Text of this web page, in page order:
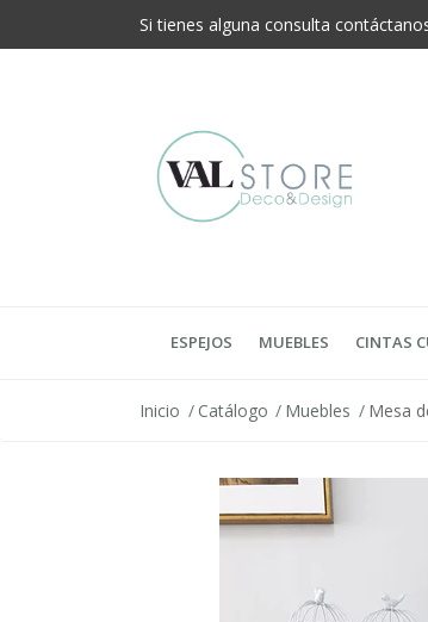
Si tienes alguna consulta
ESPEJOS MUEBLES CINTAS
Inicio Catálogo Muebles Mesa